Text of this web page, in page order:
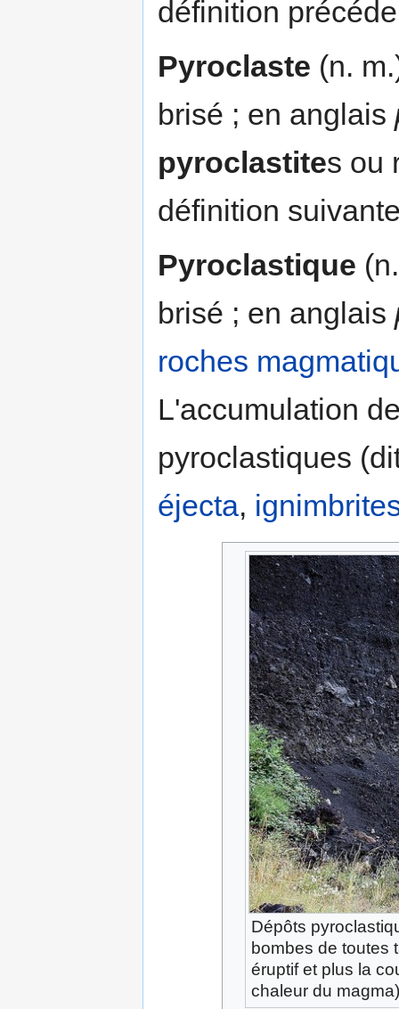
définition
Pyroclaste (n.
brisé ; en anglais
pyroclastites ou
définition
Pyroclastique
brisé ; en anglais
roches
L'accumulation
pyroclastiques
éjecta,
Dépôts
bombes de toutes
éruptif et plus la
chaleur du